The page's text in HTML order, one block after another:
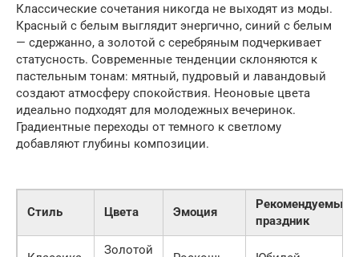
Классические сочетания никогда не выходят из моды.
Красный с белым выглядит энергично, синий с белым
— сдержанно, а золотой с серебряным подчеркивает
статусность. Современные тенденции склоняются к
пастельным тонам: мятный, пудровый и лавандовый
создают атмосферу спокойствия. Неоновые цвета
идеально подходят для молодежных вечеринок.
Градиентные переходы от темного к светлому
добавляют глубины композиции.
Стиль Цвета Эмоция
Рекомендуемый
праздник
Золотой